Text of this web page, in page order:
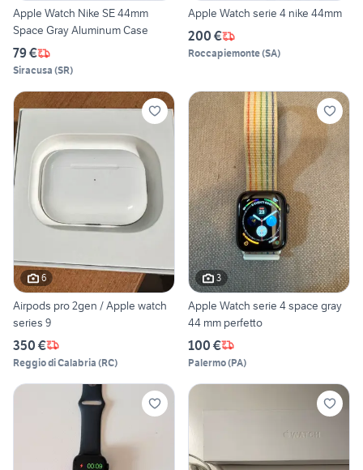
Apple Watch Nike SE 44mm
Space Gray Aluminum Case
79 €
Siracusa (SR)
Apple Watch serie 4 nike 44mm
200 €
Roccapiemonte(SA)
6
Airpods pro 2gen / Apple watch
series 9
350 €
Reggio di Calabria (RC)
3
Apple Watch serie 4 space gray
44 mm perfetto
100 €
Palermo(PA)